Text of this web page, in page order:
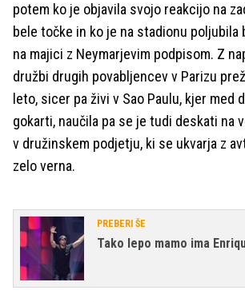
potem ko je objavila svojo reakcijo na
bele točke in ko je na stadionu poljubila
na majici z Neymarjevim podpisom. Z
družbi drugih povabljencev v Parizu
leto, sicer pa živi v Sao Paulu, kjer med
gokarti, naučila pa se je tudi deskati na
v družinskem podjetju, ki se ukvarja z
zelo verna.
PREBERI ŠE
Tako lepo mamo ima